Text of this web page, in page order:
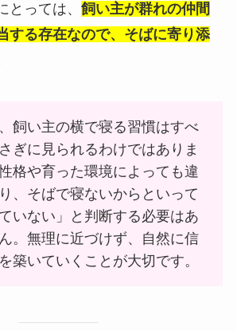
とっては、 飼い主が群れの仲間
する存在なので、そばに寄り添
飼い主の横で寝る習慣はすべ
ぎに見られるわけではありま
格や育った環境によっても違
、そばで寝ないからといって
ていない」と判断する必要はあ
。無理に近づけず、自然に信
築いていくことが大切です。